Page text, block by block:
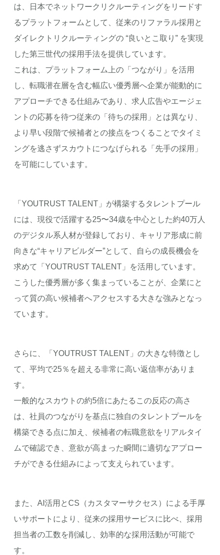
は、日本でネットワークリクルーティングをリードす
るプラットフォームとして、従来のリファラル採用と
ダイレクトリクルーティングの “良いとこ取り” を実現
した第三世代の採用手法を提供しています。
これは、プラットフォーム上の「つながり」を活用
し、転職潜在層を含む幅広い優秀層へ企業が能動的に
アプローチできる仕組みであり、求人広告やエージェ
ントの応募を待つ従来の「待ちの採用」とは異なり、
より早い段階で候補者との接点をつくることでタイミ
ングを逃さずスカウトにつなげられる「先手の採用」
を可能にしています。
「YOUTRUST TALENT」が構築するタレントプール
には、現役で活躍する25〜34歳を中心とした約40万人
のデジタル系人材が登録しており、キャリア形成に前
向きな“キャリアビルダー”として、自らの成長機会を
求めて「YOUTRUST TALENT」を活用しています。
こうした優秀層が多く集まっていることが、企業にと
って質の高い候補者へアクセスする大きな強みとなっ
ています。
さらに、「YOUTRUST TALENT」の大きな特徴とし
て、平均で25％を超える非常に高い返信率がありま
す。
一般的なスカウトの約5倍にあたるこの反応の高さ
は、社員のつながりを基点に独自のタレントプールを
構築できる点に加え、候補者の転職意欲をリアルタイ
ムで確認でき、意欲が高まった瞬間に適切なアプロー
チができる仕組みによって支えられています。
また、AI活用とCS（カスタマーサクセス）による手厚
いサポートにより、従来の採用サービスに比べ、採用
担当者の工数を削減し、効率的な採用活動が可能で
す。